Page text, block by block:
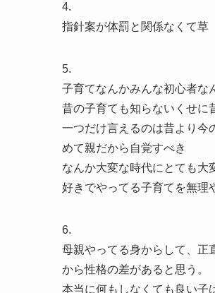
4.
指針案が体罰と関係なくて草
5.
子育てなんかみんな初心者な
昔の子育ても知らないくせに
一つだけ言えるのは昔より今
めて親だから自覚すべき
なんか大変な時代にとても大
好きでやってる子育てを無理
6.
母親やってる身からして、正
から性格の差があると思う。
本当に何もしなくても良い子